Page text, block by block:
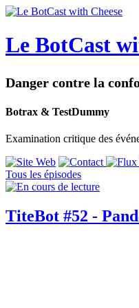
Le BotCast
Danger contre la
Botrax & TestDummy
Examination critique des
Tous les épisodes
TiteBot #52 -